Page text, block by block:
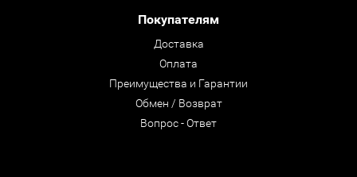
Покупателям
Доставка
Оплата
Преимущества и Гарантии
Обмен / Возврат
Вопрос - Ответ